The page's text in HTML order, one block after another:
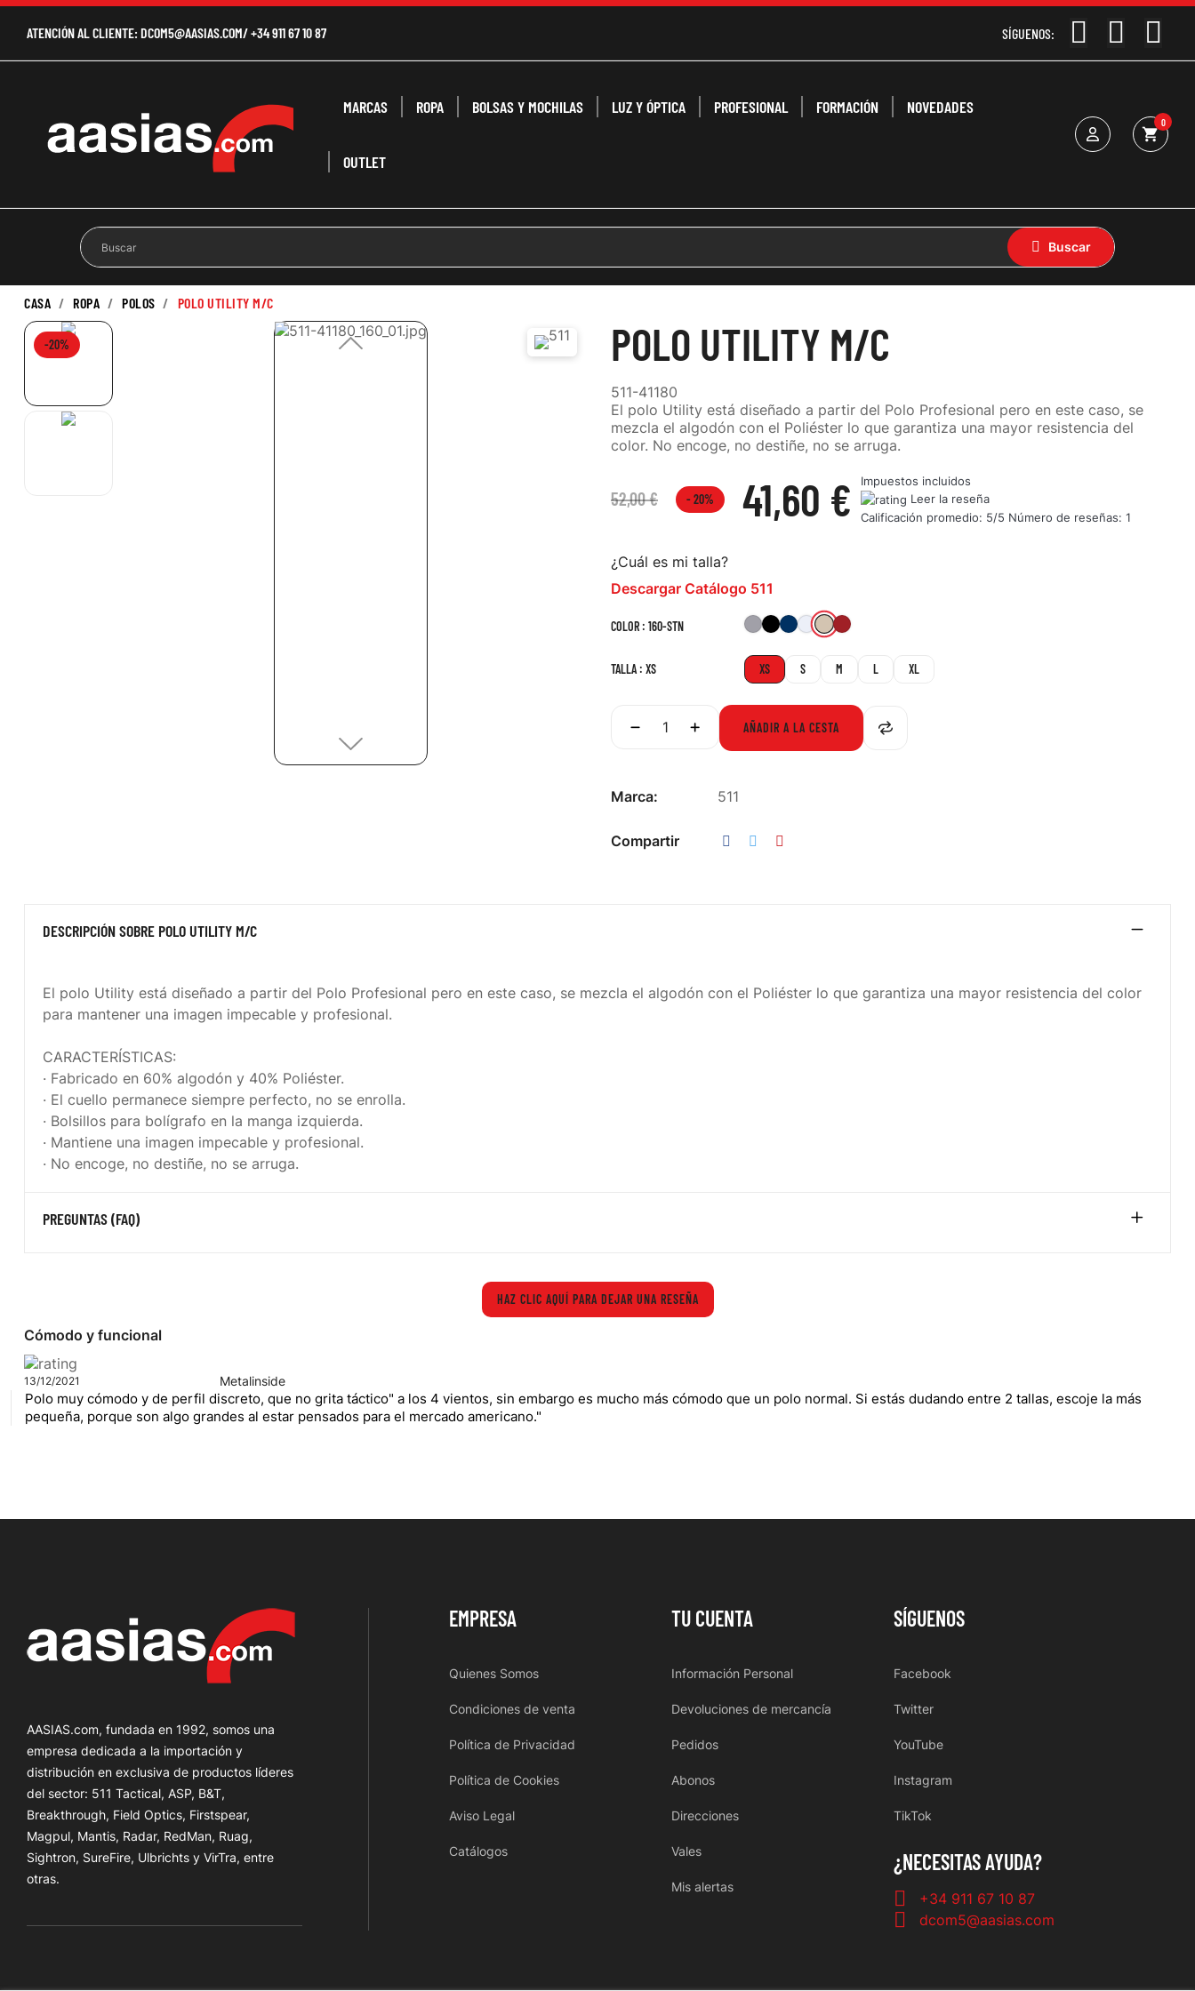
ATENCIÓN AL CLIENTE: DCOM5@AASIAS.COM/+34 911 67 10 87 SÍGUENOS:
MARCAS ROPA BOLSAS Y MOCHILAS LUZ Y ÓPTICA PROFESIONAL FORMACIÓN NOVEDADES
OUTLET
shopping_cart
0
CASA ROPA POLOS POLO UTILITY M/C
-20% POLO UTILITY M/C
511-41180
El polo Utility está diseñado a partir del Polo Profesional pero en este caso, se
mezcla el algodón con el Poliéster lo que garantiza una mayor resistencia del
color. No encoge, no destiñe, no se arruga.
52,00 € 41,60 €
- 20%
Impuestos incluidos
Leer la reseña
Calificación promedio: 5/5 Número de reseñas: 1
¿Cuál es mi talla?
Descargar Catálogo 511
COLOR : 160-STN
016-019-724-
DNA
010-
WHT
160-477-
TALLA : XS
XS S M L XL
AÑADIR A LA CESTA
Marca: 511
Compartir
DESCRIPCIÓN SOBRE POLO UTILITY M/C
El polo Utility está diseñado a partir del Polo Profesional pero en este caso, se mezcla el algodón con el Poliéster lo que garantiza una mayor resistencia del color
para mantener una imagen impecable y profesional.
CARACTERÍSTICAS:
· Fabricado en 60% algodón y 40% Poliéster.
· El cuello permanece siempre perfecto, no se enrolla.
· Bolsillos para bolígrafo en la manga izquierda.
· Mantiene una imagen impecable y profesional.
· No encoge, no destiñe, no se arruga.
PREGUNTAS (FAQ)
HAZ CLIC AQUÍ PARA DEJAR UNA RESEÑA
Cómodo y funcional
13/12/2021 Metalinside
Polo muy cómodo y de perfil discreto, que no grita táctico" a los 4 vientos, sin embargo es mucho más cómodo que un polo normal. Si estás dudando entre 2 tallas, escoje la más
pequeña, porque son algo grandes al estar pensados para el mercado americano."
AASIAS.com, fundada en 1992, somos una
empresa dedicada a la importación y
distribución en exclusiva de productos líderes
del sector: 511 Tactical, ASP, B&T,
Breakthrough, Field Optics, Firstspear,
Magpul, Mantis, Radar, RedMan, Ruag,
Sightron, SureFire, Ulbrichts y VirTra, entre
otras.
EMPRESA
Quienes Somos
Condiciones de venta
Política de Privacidad
Política de Cookies
Aviso Legal
Catálogos
TU CUENTA
Información Personal
Devoluciones de mercancía
Pedidos
Abonos
Direcciones
Vales
Mis alertas
SÍGUENOS
Facebook
Twitter
YouTube
Instagram
TikTok
¿NECESITAS AYUDA?
+34 911 67 10 87
dcom5@aasias.com